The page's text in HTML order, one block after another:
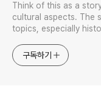
Think of this as a
cultural aspects. The
topics, especially
approach will be to
generalized viewpoint
구독하기